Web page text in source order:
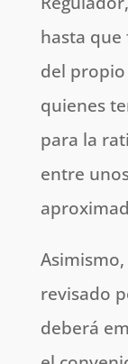
hasta que
del propio
quienes
para la
entre
revisado
deberá